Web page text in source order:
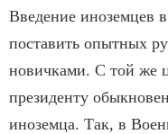
Введение иноземцев
поставить опытных
новичками. С той же
президенту
иноземца. Так, в